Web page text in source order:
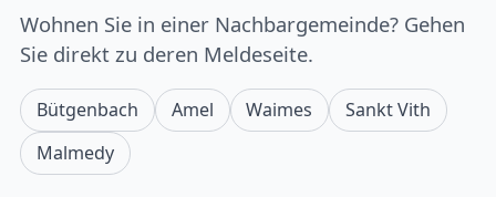
Wohnen Sie in einer Nachbargemeinde? Gehen
Sie direkt zu deren Meldeseite.
Bütgenbach Amel Waimes
Sankt Vith
Malmedy